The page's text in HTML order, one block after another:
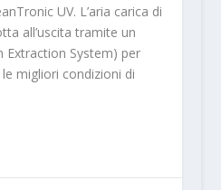
UV. L’aria carica di
all’uscita tramite un
Extraction System) per
migliori condizioni di